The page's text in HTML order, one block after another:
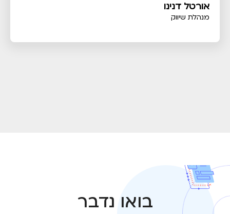
אורטל דנינו
מנהלת שיווק
בואו נדבר